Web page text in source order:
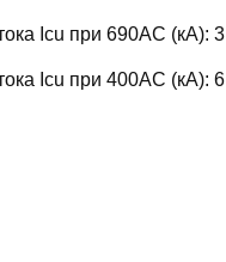
Icu при 690AC (кА): 3
Icu при 400АС (кА): 6